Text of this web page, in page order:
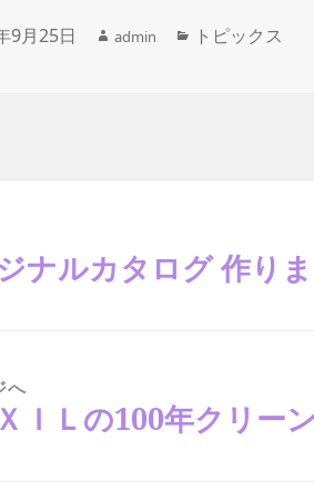
9月25日
作
admin
カ
トピックス
ナルカタログ 作りま
へ
ＩＬの100年クリー